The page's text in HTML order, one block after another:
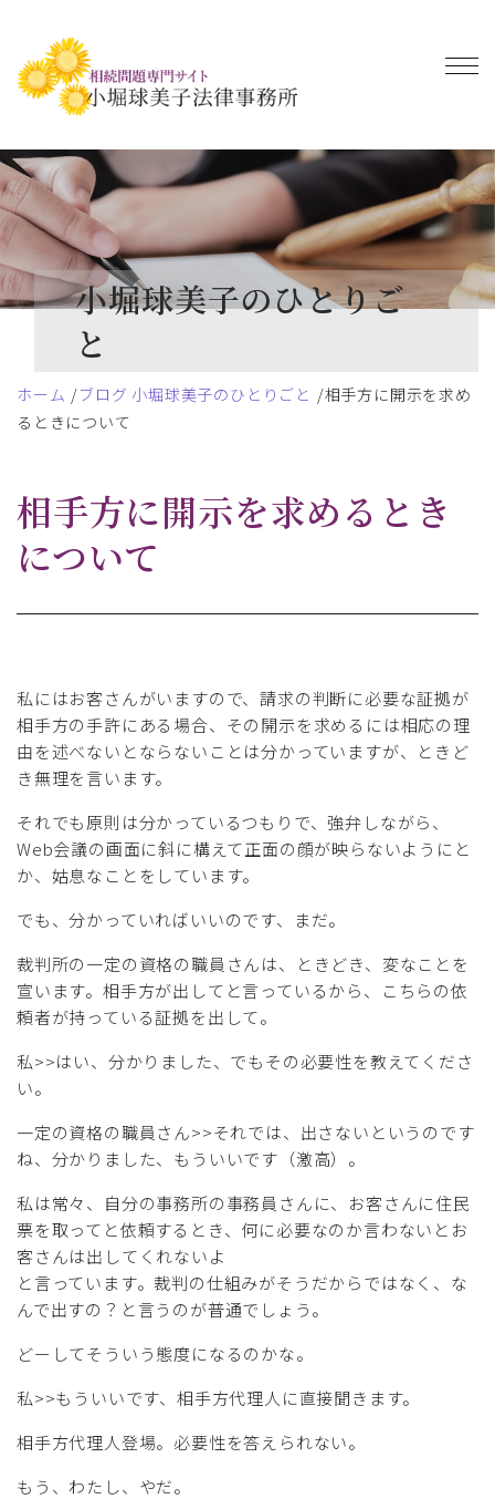
小堀球美子のひとりご
と
ホーム ブログ 小堀球美子のひとりごと
相手方に開示を求め
るときについて
相手方に開示を求めるとき
について
私にはお客さんがいますので、請求の判断に必要な証拠が
相手方の手許にある場合、その開示を求めるには相応の理
由を述べないとならないことは分かっていますが、ときど
き無理を言います。
それでも原則は分かっているつもりで、強弁しながら、
Web会議の画面に斜に構えて正面の顔が映らないようにと
か、姑息なことをしています。
でも、分かっていればいいのです、まだ。
裁判所の一定の資格の職員さんは、ときどき、変なことを
宣います。相手方が出してと言っているから、こちらの依
頼者が持っている証拠を出して。
私>>はい、分かりました、でもその必要性を教えてくださ
い。
一定の資格の職員さん>>それでは、出さないというのです
ね、分かりました、もういいです（激高）。
私は常々、自分の事務所の事務員さんに、お客さんに住民
票を取ってと依頼するとき、何に必要なのか言わないとお
客さんは出してくれないよ
と言っています。裁判の仕組みがそうだからではなく、な
んで出すの？と言うのが普通でしょう。
どーしてそういう態度になるのかな。
私>>もういいです、相手方代理人に直接聞きます。
相手方代理人登場。必要性を答えられない。
もう、わたし、やだ。